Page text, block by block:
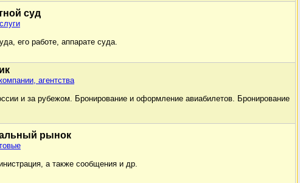
суд
его работе, аппарате суда.
агентства
и за рубежом. Бронирование и оформление авиабилетов. Бронирование
рынок
а также сообщения и др.